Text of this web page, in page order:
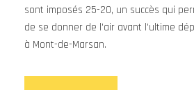
sont imposés 25-20, un succès qui
de se donner de l'air avant l'ultime
à Mont-de-Marsan.